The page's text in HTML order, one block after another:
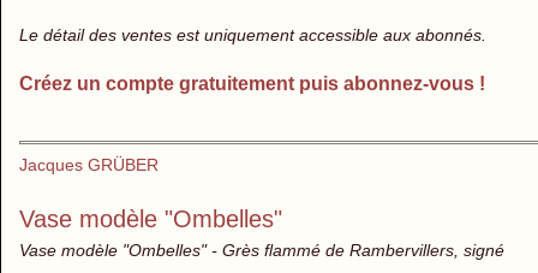
Le détail des ventes est uniquement accessible aux abonnés.
Créez un compte gratuitement puis abonnez-vous !
Jacques GRÜBER
Vase modèle "Ombelles"
Vase modèle "Ombelles" - Grès flammé de Rambervillers, signé